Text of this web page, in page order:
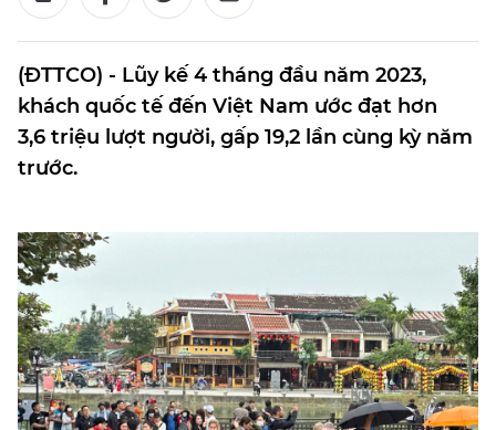
(ĐTTCO) - Lũy kế 4 tháng đầu năm 2023,
khách quốc tế đến Việt Nam ước đạt hơn
3,6 triệu lượt người, gấp 19,2 lần cùng kỳ năm
trước.